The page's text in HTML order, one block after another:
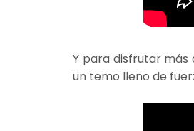
Y para disfrutar más
un temo lleno de